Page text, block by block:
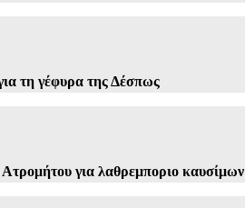
τη γέφυρα της Δέσπως
για λαθρεμποριο καυσίμων